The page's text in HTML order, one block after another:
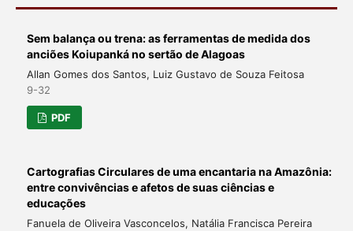
Sem balança ou trena: as ferramentas de medida dos
anciões Koiupanká no sertão de Alagoas
Allan Gomes dos Santos, Luiz Gustavo de Souza Feitosa
9-32
PDF
Cartografias Circulares de uma encantaria na Amazônia:
entre convivências e afetos de suas ciências e
educações
Fanuela de Oliveira Vasconcelos, Natália Francisca Pereira